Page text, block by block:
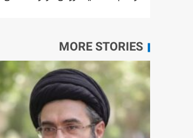
MORE STORIES